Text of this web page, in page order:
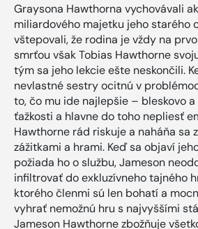
Graysona Hawthorna vychovávali
miliardového majetku jeho starého
vštepovali, že rodina je vždy na
smrťou však Tobias Hawthorne
tým sa jeho lekcie ešte neskončili.
nevlastné sestry ocitnú v
to, čo mu ide najlepšie – bleskovo
ťažkosti a hlavne do toho nepliesť
Hawthorne rád riskuje a naháňa sa
zážitkami a hrami. Keď sa objaví
požiada ho o službu, Jameson
infiltrovať do exkluzívneho tajného
ktorého členmi sú len bohatí a
vyhrať nemožnú hru s najvyššími
Jameson Hawthorne zbožňuje